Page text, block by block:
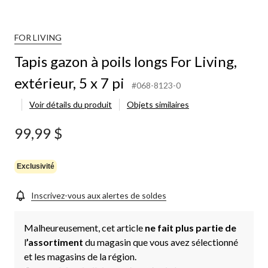
FOR LIVING
Tapis gazon à poils longs For Living,
extérieur, 5 x 7 pi
#068-8123-0
Voir détails du produit
Objets similaires
99,99 $
Exclusivité
Inscrivez-vous aux alertes de soldes
Malheureusement, cet article ne fait plus partie de
l’assortiment du magasin que vous avez sélectionné
et les magasins de la région.